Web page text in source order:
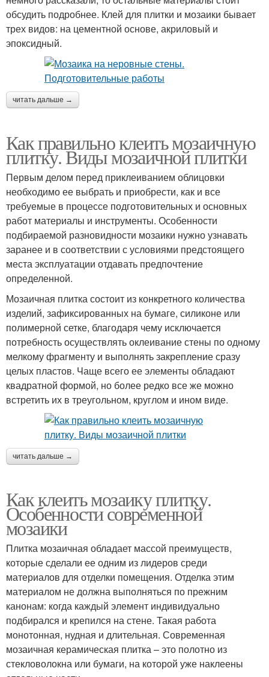
обсудить подробнее. Клей для плитки и мозаики бывает
трех видов: на цементной основе, акриловый и
эпоксидный.
читать дальше →
Как правильно клеить мозаичную
плитку. Виды мозаичной плитки
Первым делом перед приклеиванием облицовки
необходимо ее выбрать и приобрести, как и все
требуемые в процессе подготовительных и основных
работ материалы и инструменты. Особенности
подбираемой разновидности мозаики нужно узнавать
заранее и в соответствии с условиями предстоящего
места эксплуатации отдавать предпочтение
определенной.
Мозаичная плитка состоит из конкретного количества
изделий, зафиксированных на бумаге, силиконе или
полимерной сетке, благодаря чему исключается
потребность осуществлять оклеивание стены по одному
мелкому фрагменту и выполнять закрепление сразу
целых пластов. Чаще всего ее элементы обладают
квадратной формой, но более редко все же можно
встретить их в треугольном, круглом и ином виде.
читать дальше →
Как клеить мозаику плитку.
Особенности современной
мозаики
Плитка мозаичная обладает массой преимуществ,
которые сделали ее одним из лидеров среди
материалов для отделки помещения. Отделка этим
материалом не должна выполняться по прежним
канонам: когда каждый элемент индивидуально
подбирался и крепился на стене. Такая работа
монотонная, нудная и длительная. Современная
мозаичная керамическая плитка – это полотно из
стекловолокна или бумаги, на которой уже наклеены